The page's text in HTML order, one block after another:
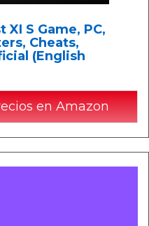
S Game, PC,
Cheats,
(English
en Amazon